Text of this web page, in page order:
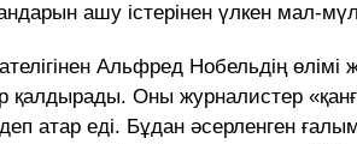
ашу істерінен үлкен мал-
Альфред Нобельдің
қалдырады. Оны журналистер
атар еді. Бұдан әсерленген